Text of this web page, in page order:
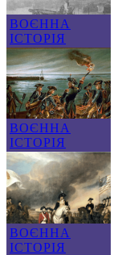
ВОЄННА
ІСТОРІЯ
ВОЄННА
ІСТОРІЯ
ВОЄННА
ІСТОРІЯ